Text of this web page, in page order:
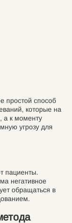
простой способ
которые на
а к моменту
угрозу для
пациенты.
негативное
обращаться в